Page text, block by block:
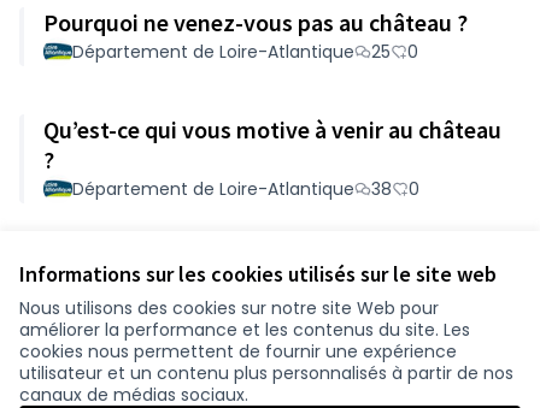
Informations sur les cookies utilisés sur le site web
Nous utilisons des cookies sur notre site Web pour
améliorer la performance et les contenus du site. Les
cookies nous permettent de fournir une expérience
utilisateur et un contenu plus personnalisés à partir de nos
canaux de médias sociaux.
Pourquoi ne venez-vous pas au château ?
Département de Loire-Atlantique 25 0
Qu’est-ce qui vous motive à venir au château
?
Département de Loire-Atlantique 38 0
Conditions d'utilisation
Paramètres des cookies
participer.loire-atlantique.fr sur Facebook
participer.loire-atlantique.fr sur Instagram
participer.loire-atlantique.fr sur YouTube